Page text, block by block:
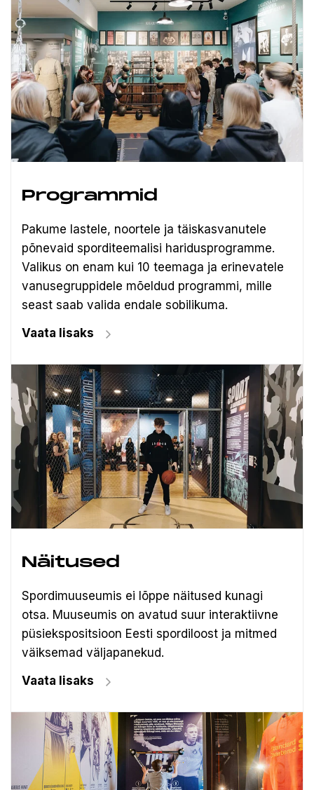
Programmid
Pakume lastele, noortele ja täiskasvanutele
põnevaid sporditeemalisi haridusprogramme.
Valikus on enam kui 10 teemaga ja erinevatele
vanusegruppidele mõeldud programmi, mille
seast saab valida endale sobilikuma.
Vaata lisaks
Näitused
Spordimuuseumis ei lõppe näitused kunagi
otsa. Muuseumis on avatud suur interaktiivne
püsiekspositsioon Eesti spordiloost ja mitmed
väiksemad väljapanekud.
Vaata lisaks